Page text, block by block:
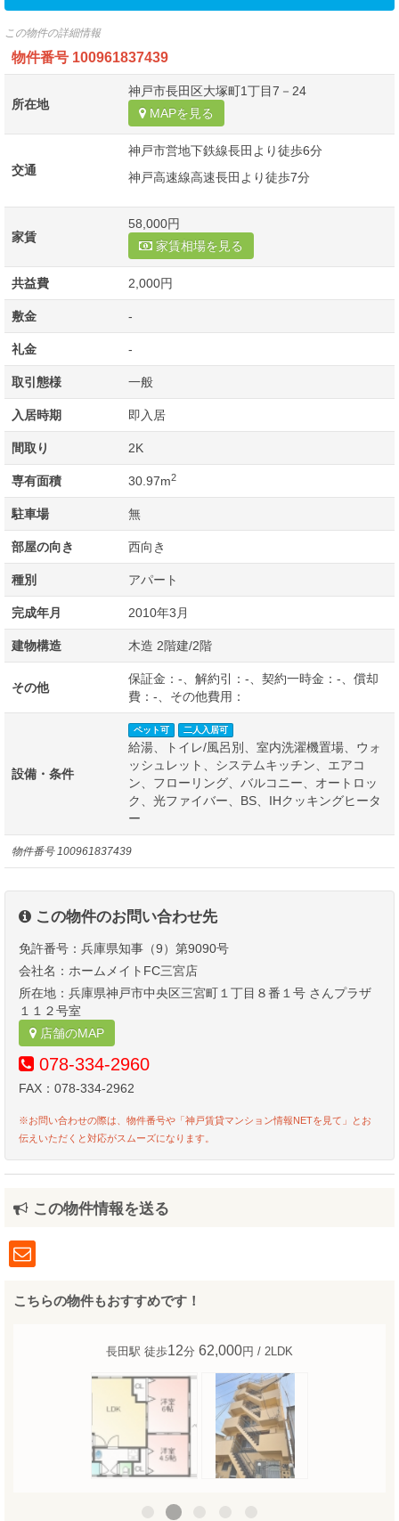
この物件の詳細情報
物件番号 100961837439
物件番号100961837439
所在地
神戸市長田区大塚町1丁目7－24
MAPを見る
交通
神戸市営地下鉄線長田より徒歩6分
神戸高速線高速長田より徒歩7分
家賃
58,000円
家賃相場を見る
共益費 2,000円
敷金 -
礼金 -
取引態様 一般
入居時期 即入居
間取り 2K
専有面積 30.97m2
駐車場 無
部屋の向き 西向き
種別 アパート
完成年月 2010年3月
建物構造 木造 2階建/2階
その他
保証金：-、解約引：-、契約一時金：-、償却
費：-、その他費用：
設備・条件
ペット可 二人入居可
給湯、トイレ/風呂別、室内洗濯機置場、ウォ
ッシュレット、システムキッチン、エアコ
ン、フローリング、バルコニー、オートロッ
ク、光ファイバー、BS、IHクッキングヒータ
ー
この物件のお問い合わせ先
免許番号：兵庫県知事（9）第9090号
会社名：ホームメイトFC三宮店
所在地：兵庫県神戸市中央区三宮町１丁目８番１号 さんプラザ
１１２号室
店舗のMAP
078-334-2960
FAX：078-334-2962
※お問い合わせの際は、物件番号や「神戸賃貸マンション情報NETを見て」とお
伝えいただくと対応がスムーズになります。
この物件情報を送る
こちらの物件もおすすめです！
長田駅 徒歩12分 62,000円 / 2LDK